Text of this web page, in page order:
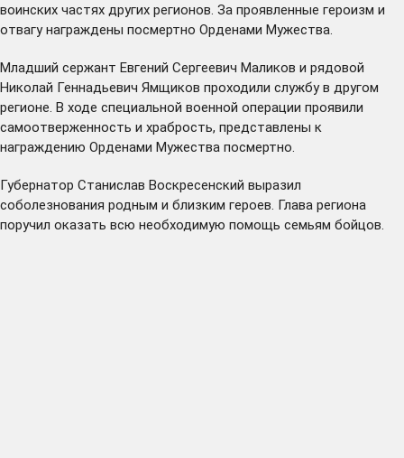
воинских частях других регионов. За проявленные героизм и
отвагу награждены посмертно Орденами Мужества.
Младший сержант Евгений Сергеевич Маликов и рядовой
Николай Геннадьевич Ямщиков проходили службу в другом
регионе. В ходе специальной военной операции проявили
самоотверженность и храбрость, представлены к
награждению Орденами Мужества посмертно.
Губернатор Станислав Воскресенский выразил
соболезнования родным и близким героев. Глава региона
поручил оказать всю необходимую помощь семьям бойцов.